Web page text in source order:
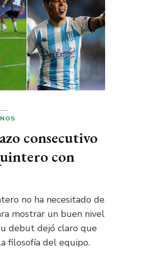
consecutivo
con
no ha necesitado de
mostrar un buen nivel
debut dejó claro que
filosofía del equipo.